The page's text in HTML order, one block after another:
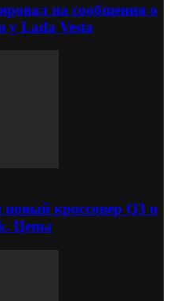
на сообщения о
у Lada Vesta
новый кроссовер Q3 в
Цены